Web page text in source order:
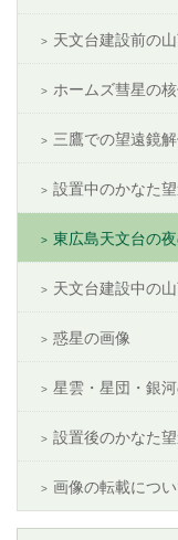
天文台建設前の
ホームズ彗星の
三鷹での望遠鏡
設置中のかなた
東広島天文台の
天文台建設中の
惑星の画像
星雲・星団・銀
設置後のかなた
画像の転載につい